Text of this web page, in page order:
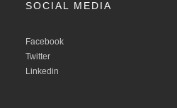
SOCIAL MEDIA
Facebook
Twitter
Linkedin